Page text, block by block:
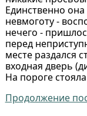
Единственно
невмоготу -
нечего -
перед
месте раздался
входная дверь
На пороге
Продолжение